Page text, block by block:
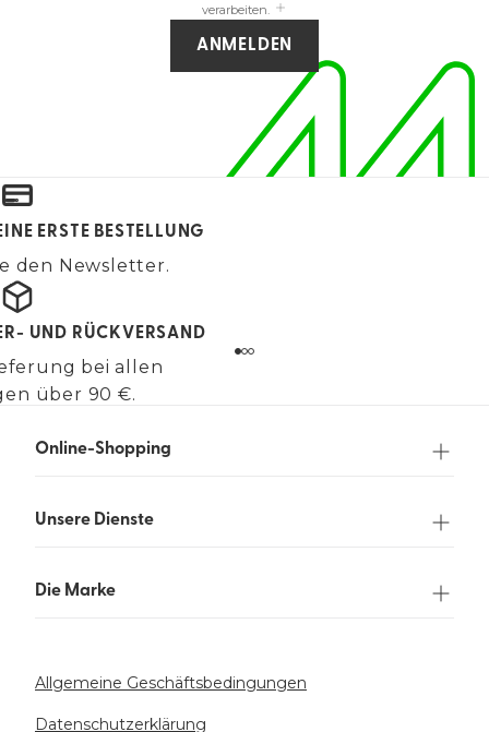
verarbeiten.
ANMELDEN
ERSTE BESTELLUNG
den Newsletter.
UND RÜCKVERSAND
bei allen
über 90 €.
Online-Shopping
Unsere Dienste
Die Marke
Allgemeine Geschäftsbedingungen
Datenschutzerklärung